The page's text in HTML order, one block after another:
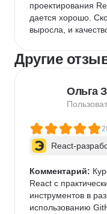
проектирования
дается хорошо.
выросла, и
Другие
Ольга
React-
Комментарий:
React с
инструментов в
использованию